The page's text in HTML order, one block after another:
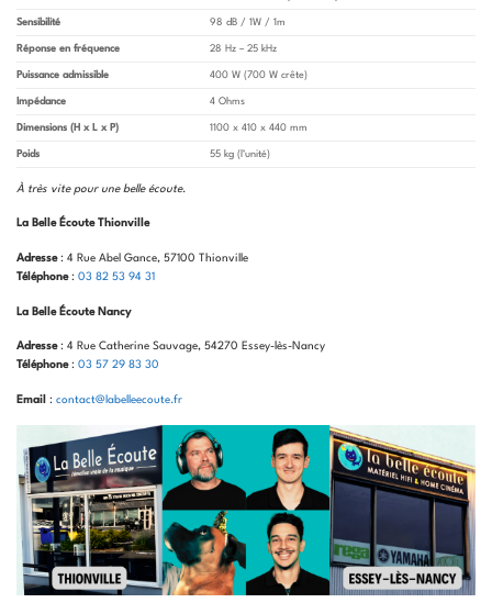
Sensibilité 98 dB / 1W / 1m
Réponse en fréquence 28 Hz – 25 kHz
Puissance admissible 400 W (700 W crête)
Impédance 4 Ohms
Dimensions (H x L x P) 1100 x 410 x 440 mm
Poids 55 kg (l’unité)
À très vite pour une belle écoute.
La Belle Écoute Thionville
Adresse: 4 Rue Abel Gance, 57100 Thionville
Téléphone: 03 82 53 94 31
La Belle Écoute Nancy
Adresse: 4 Rue Catherine Sauvage, 54270 Essey-lès-Nancy
Téléphone: 03 57 29 83 30
Email : contact@labelleecoute.fr